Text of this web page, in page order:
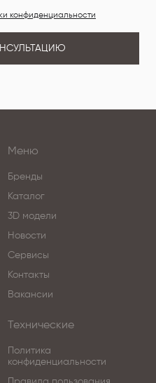
конфиденциальности
Меню
Бренды
Каталог
3D модели
Новости
Сервисы
Контакты
Вакансии
Технические
Политика
конфиденциальности